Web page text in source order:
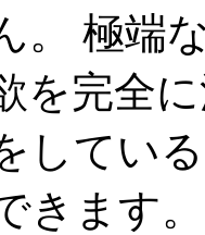
。 極端
を完全
してい
きます